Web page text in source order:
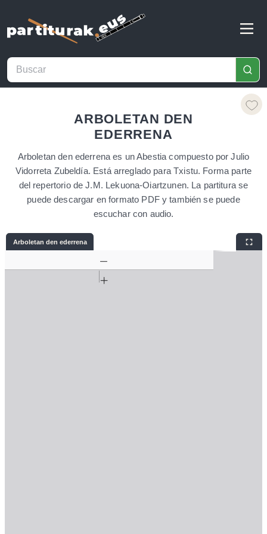
ARBOLETAN DEN
EDERRENA
Arboletan den ederrena es un Abestia compuesto por Julio
Vidorreta Zubeldía. Está arreglado para Txistu. Forma parte
del repertorio de J.M. Lekuona-Oiartzunen. La partitura se
puede descargar en formato PDF y también se puede
escuchar con audio.
Arboletan den ederrena